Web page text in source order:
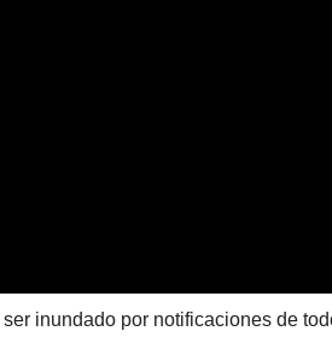
inundado por notificaciones de